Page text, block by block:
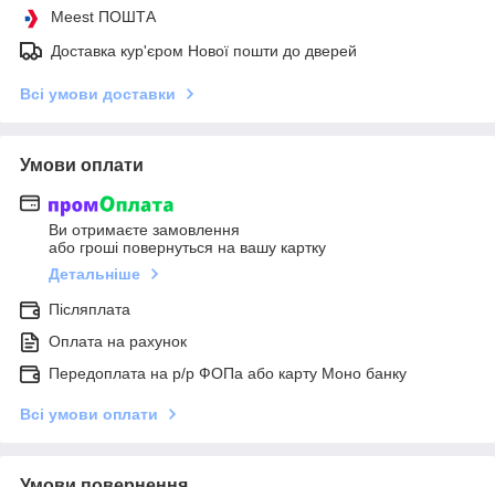
Meest ПОШТА
Доставка кур'єром Нової пошти до дверей
Всі умови доставки
Умови оплати
Ви отримаєте замовлення
або гроші повернуться на вашу картку
Детальніше
Післяплата
Оплата на рахунок
Передоплата на р/р ФОПа або карту Моно банку
Всі умови оплати